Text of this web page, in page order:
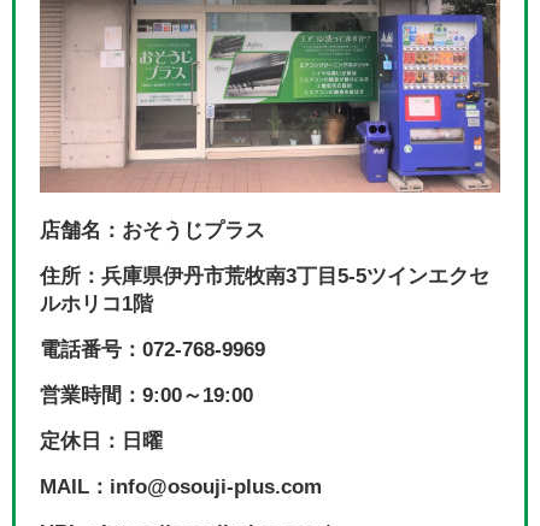
店舗名：おそうじプラス
住所：兵庫県伊丹市荒牧南3丁目5-5ツインエクセ
ルホリコ1階
電話番号：072-768-9969
営業時間：9:00～19:00
定休日：日曜
MAIL：info@osouji-plus.com